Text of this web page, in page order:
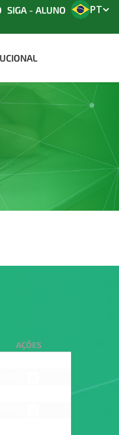
SIGA - ALUNO PT
AÇÕES